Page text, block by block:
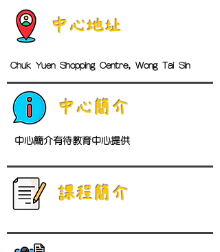
中心地址
Chuk Yuen Shopping Centre, Wong Tai Sin
中心簡介
中心簡介有待教育中心提供
​課程簡介